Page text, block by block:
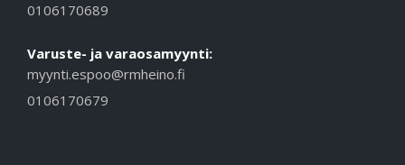
0106170689
Varuste- ja varaosamyynti:
myynti.espoo@rmheino.fi
0106170679